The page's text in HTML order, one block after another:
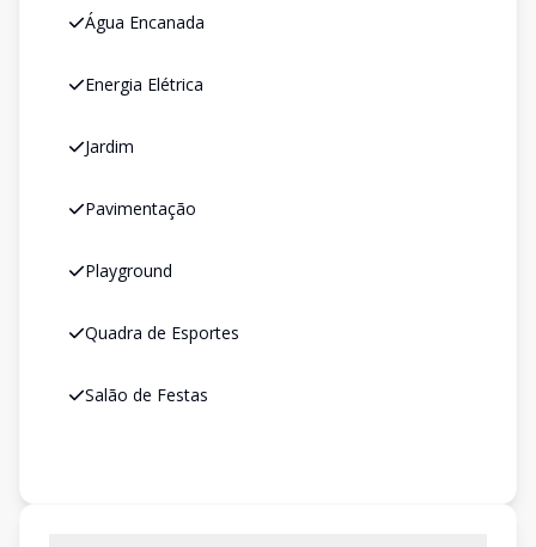
Água Encanada
Energia Elétrica
Jardim
Pavimentação
Playground
Quadra de Esportes
Salão de Festas